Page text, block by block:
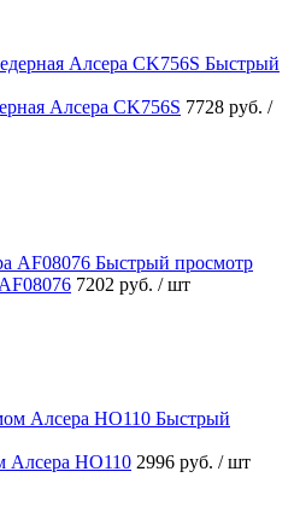
Быстрый
Алсера CK756S 7728 руб. /
Быстрый просмотр
7202 руб. / шт
Быстрый
Алсера HO110 2996 руб. / шт